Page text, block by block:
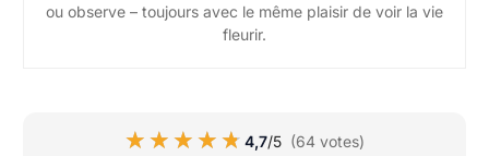
ou observe – toujours avec le même plaisir de voir la vie
fleurir.
★★★★★
★★★★★ 4,7/5 (64 votes)